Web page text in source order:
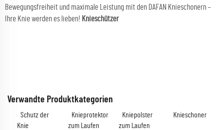
Bewegungsfreiheit und maximale Leistung mit den DAFAN Knieschonern –
Ihre Knie werden es lieben! Knieschützer
Verwandte Produktkategorien
Schutz der
Knie
Knieprotektor
zum Laufen
Kniepolster
zum Laufen
Knieschoner